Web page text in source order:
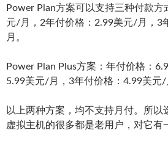
Power Plan方案可以支持三种付款方
元/月，2年付价格：2.99美元/月，3
月。
Power Plan Plus方案：年付价格：
5.99美元/月，3年付价格：4.99美元/
以上两种方案，均不支持月付。所以
虚拟主机的很多都是老用户，对它有